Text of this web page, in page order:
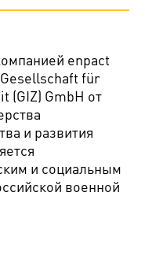
enpact
für
(GIZ) GmbH от
и развития
и социальным
военной